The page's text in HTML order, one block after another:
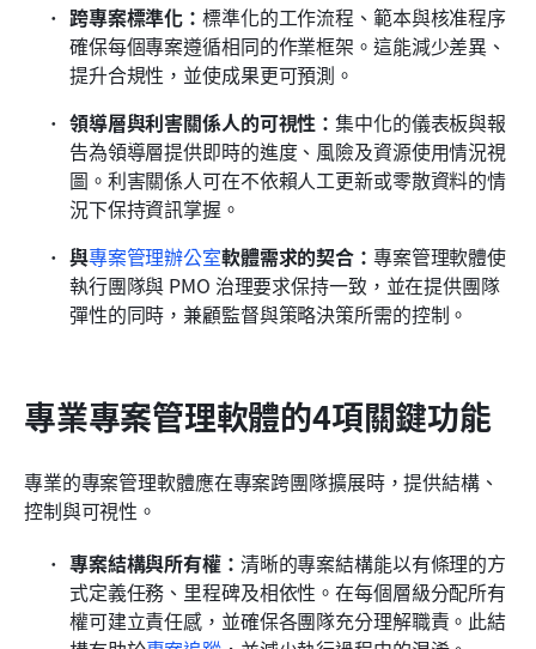
跨專案標準化：標準化的工作流程、範本與核准程序
確保每個專案遵循相同的作業框架。這能減少差異、
提升合規性，並使成果更可預測。
領導層與利害關係人的可視性：集中化的儀表板與報
告為領導層提供即時的進度、風險及資源使用情況視
圖。利害關係人可在不依賴人工更新或零散資料的情
況下保持資訊掌握。
與專案管理辦公室軟體需求的契合： 專案管理軟體使
執行團隊與 PMO 治理要求保持一致，並在提供團隊
彈性的同時，兼顧監督與策略決策所需的控制。
專業專案管理軟體的4項關鍵功能
專業的專案管理軟體應在專案跨團隊擴展時，提供結構、
控制與可視性。
專案結構與所有權： 清晰的專案結構能以有條理的方
式定義任務、里程碑及相依性。在每個層級分配所有
權可建立責任感，並確保各團隊充分理解職責。此結